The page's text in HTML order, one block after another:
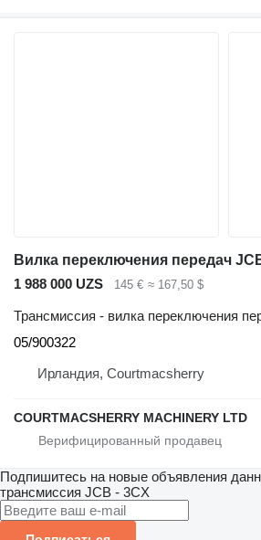
1 988 000 UZS 145 € ≈ 167,50 $
Трансмиссия - вилка переключения
05/900322
Ирландия, Courtmacsherry
COURTMACSHERRY MACHINERY LTD
Подпишитесь на новые объявления
трансмиссия JCB - 3CX